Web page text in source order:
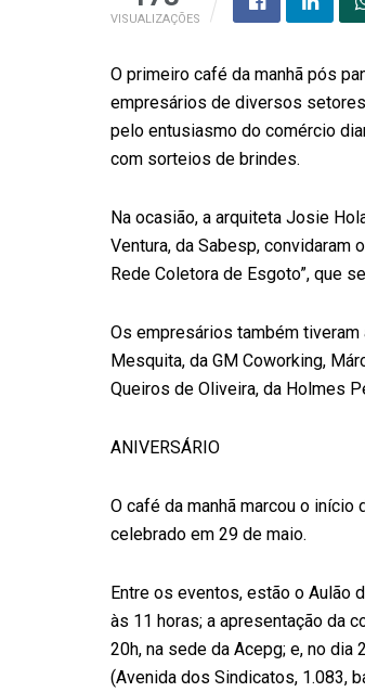
VISUALIZAÇÕES
O primeiro café da manhã pós
empresários de diversos
pelo entusiasmo do comércio
com sorteios de brindes.
Na ocasião, a arquiteta Josie
Ventura, da Sabesp, convidaram
Rede Coletora de Esgoto”, que
Os empresários também
Mesquita, da GM Coworking,
Queiros de Oliveira, da Holmes
ANIVERSÁRIO
O café da manhã marcou o
celebrado em 29 de maio.
Entre os eventos, estão o Aulão
às 11 horas; a apresentação da
20h, na sede da Acepg; e, no
(Avenida dos Sindicatos, 1.083,